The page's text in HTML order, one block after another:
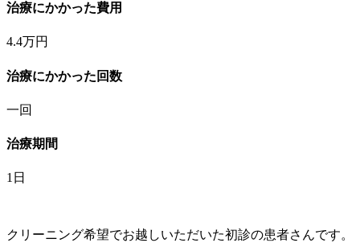
治療にかかった費用
4.4万円
治療にかかった回数
一回
治療期間
1日
クリーニング希望でお越しいただいた初診の患者さんです。